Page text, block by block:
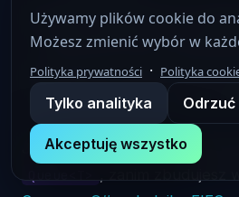
Wynik operacji (np.
elementów) jest
Program wraca do menu
na kolejny wybór
Jeśli wolisz najpierw poznać
Używamy plików cookie do
Możesz zmienić wybór w
Polityka prywatności · Polityka
Tylko analityka Odrzuć
Akceptuję wszystko